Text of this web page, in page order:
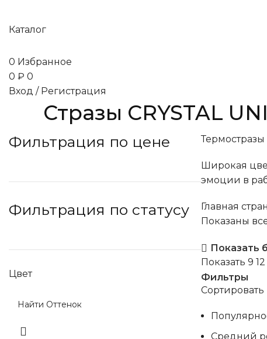
Каталог
0 Избранное
0 ₽ 0
Вход / Регистрация
Стразы CRYSTAL
Фильтрация по цене
Фильтрация по статусу
Цвет
Широкая
эмоции в
Главная
Показаны
Показать
Показать 9 12
Фильтры
Сортировать
Средний